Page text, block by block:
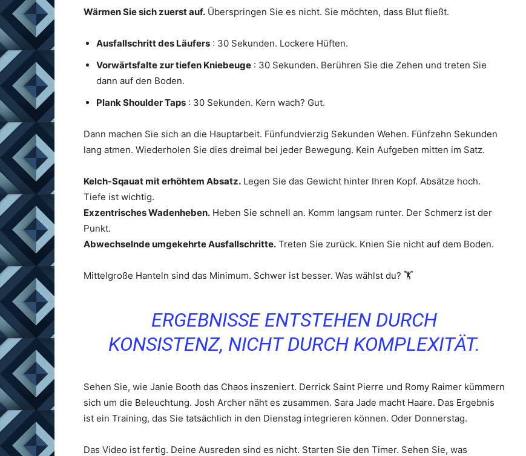
Wärmen Sie sich zuerst auf. Überspringen Sie es nicht. Sie möchten, dass Blut fließt.
Ausfallschritt des Läufers : 30 Sekunden. Lockere Hüften.
Vorwärtsfalte zur tiefen Kniebeuge : 30 Sekunden. Berühren Sie die Zehen und treten Sie
dann auf den Boden.
Plank Shoulder Taps : 30 Sekunden. Kern wach? Gut.
Dann machen Sie sich an die Hauptarbeit. Fünfundvierzig Sekunden Wehen. Fünfzehn Sekunden
lang atmen. Wiederholen Sie dies dreimal bei jeder Bewegung. Kein Aufgeben mitten im Satz.
Kelch-Sqauat mit erhöhtem Absatz. Legen Sie das Gewicht hinter Ihren Kopf. Absätze hoch.
Tiefe ist wichtig.
Exzentrisches Wadenheben. Heben Sie schnell an. Komm langsam runter. Der Schmerz ist der
Punkt.
Abwechselnde umgekehrte Ausfallschritte. Treten Sie zurück. Knien Sie nicht auf dem Boden.
Mittelgroße Hanteln sind das Minimum. Schwer ist besser. Was wählst du? 🏋️
ERGEBNISSE ENTSTEHEN DURCH
KONSISTENZ, NICHT DURCH KOMPLEXITÄT.
Sehen Sie, wie Janie Booth das Chaos inszeniert. Derrick Saint Pierre und Romy Raimer kümmern
sich um die Beleuchtung. Josh Archer näht es zusammen. Sara Jade macht Haare. Das Ergebnis
ist ein Training, das Sie tatsächlich in den Dienstag integrieren können. Oder Donnerstag.
Das Video ist fertig. Deine Ausreden sind es nicht. Starten Sie den Timer. Sehen Sie, was